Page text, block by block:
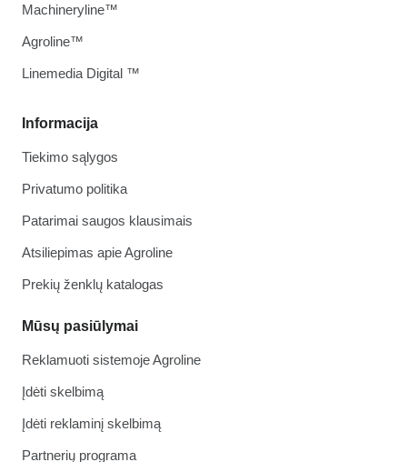
Informacija
Tiekimo sąlygos
Privatumo politika
Patarimai saugos klausimais
Atsiliepimas apie Agroline
Prekių ženklų katalogas
Mūsų pasiūlymai
Reklamuoti sistemoje Agroline
Įdėti skelbimą
Įdėti reklaminį skelbimą
Partnerių programa
Machineryline™
Agroline™
Linemedia Digital ™